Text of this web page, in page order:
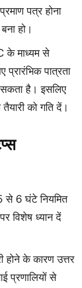
पत्र होना
हो।
के माध्यम से
पात्रता
सकता है। इसलिए
को गति दें।
से 6 घंटे नियमित
विशेष ध्यान दें
होने के कारण उत्तर
प्रणालियों से